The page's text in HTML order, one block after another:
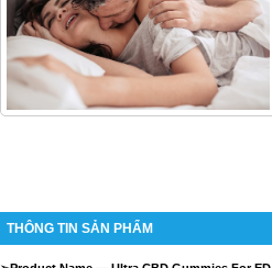
THÔNG TIN SẢN PHẨM